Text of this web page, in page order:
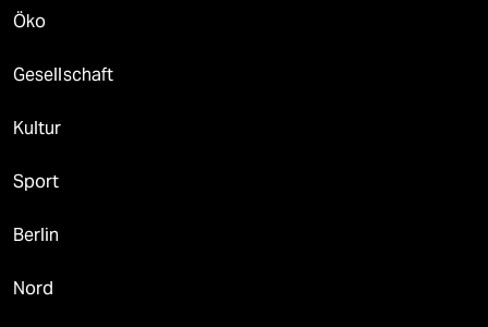
Öko
Gesellschaft
Kultur
Sport
Berlin
Nord